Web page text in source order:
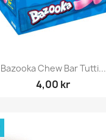
Bazooka Chew Bar Tutti...
4,00 kr